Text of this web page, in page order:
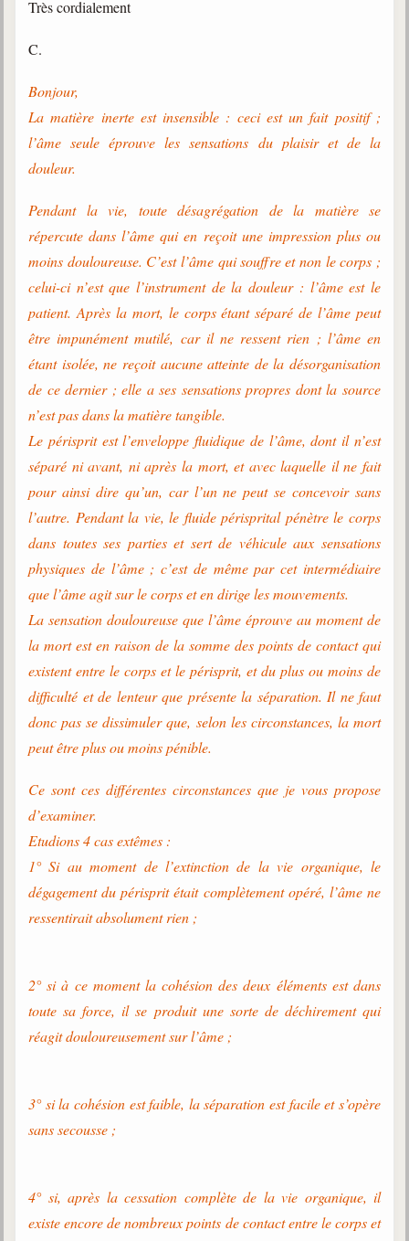
Très cordialement
C.
Bonjour,
La matière inerte est insensible : ceci est un fait positif ;
l’âme seule éprouve les sensations du plaisir et de la
douleur.
Pendant la vie, toute désagrégation de la matière se
répercute dans l’âme qui en reçoit une impression plus ou
moins douloureuse. C’est l’âme qui souffre et non le corps ;
celui-ci n’est que l’instrument de la douleur : l’âme est le
patient. Après la mort, le corps étant séparé de l’âme peut
être impunément mutilé, car il ne ressent rien ; l’âme en
étant isolée, ne reçoit aucune atteinte de la désorganisation
de ce dernier ; elle a ses sensations propres dont la source
n’est pas dans la matière tangible.
Le périsprit est l’enveloppe fluidique de l’âme, dont il n’est
séparé ni avant, ni après la mort, et avec laquelle il ne fait
pour ainsi dire qu’un, car l’un ne peut se concevoir sans
l’autre. Pendant la vie, le fluide périsprital pénètre le corps
dans toutes ses parties et sert de véhicule aux sensations
physiques de l’âme ; c’est de même par cet intermédiaire
que l’âme agit sur le corps et en dirige les mouvements.
La sensation douloureuse que l’âme éprouve au moment de
la mort est en raison de la somme des points de contact qui
existent entre le corps et le périsprit, et du plus ou moins de
difficulté et de lenteur que présente la séparation. Il ne faut
donc pas se dissimuler que, selon les circonstances, la mort
peut être plus ou moins pénible.
Ce sont ces différentes circonstances que je vous propose
d’examiner.
Etudions 4 cas extêmes :
1° Si au moment de l’extinction de la vie organique, le
dégagement du périsprit était complètement opéré, l’âme ne
ressentirait absolument rien ;
2° si à ce moment la cohésion des deux éléments est dans
toute sa force, il se produit une sorte de déchirement qui
réagit douloureusement sur l’âme ;
3° si la cohésion est faible, la séparation est facile et s’opère
sans secousse ;
4° si, après la cessation complète de la vie organique, il
existe encore de nombreux points de contact entre le corps et